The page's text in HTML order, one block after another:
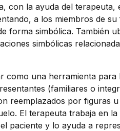
con la ayuda del terapeuta,
a los miembros de su
forma simbólica. También
simbólicas
como una herramienta para
(familiares o
reemplazados por figuras
El terapeuta trabaja en la
paciente y lo ayuda a